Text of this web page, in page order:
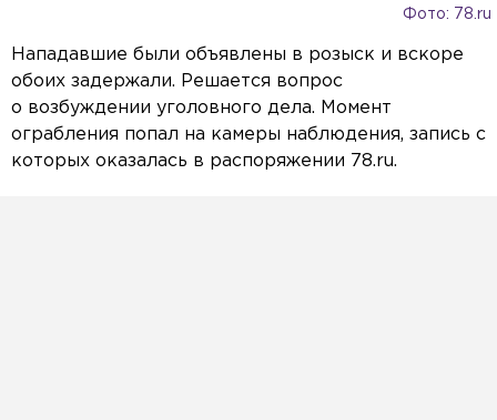
Фото: 78.ru
Нападавшие были объявлены в розыск и вскоре
обоих задержали. Решается вопрос
о возбуждении уголовного дела. Момент
ограбления попал на камеры наблюдения, запись с
которых оказалась в распоряжении 78.ru.